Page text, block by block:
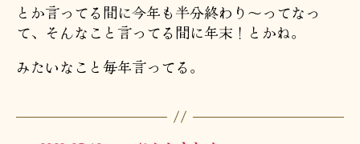
とか言ってる間に今年も半分終わり〜ってなっ
て、そんなこと言ってる間に年末！とかね。
みたいなこと毎年言ってる。